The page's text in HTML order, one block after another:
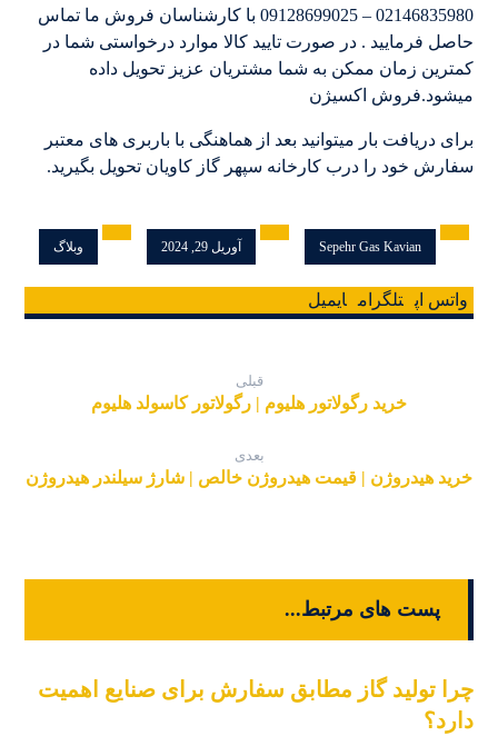
02146835980 – 09128699025 با کارشناسان فروش ما تماس
حاصل فرمایید . در صورت تایید کالا موارد درخواستی شما در
کمترین زمان ممکن به شما مشتریان عزیز تحویل داده
میشود.فروش اکسیژن
برای دریافت بار میتوانید بعد از هماهنگی با باربری های معتبر
سفارش خود را درب کارخانه سپهر گاز کاویان تحویل بگیرید.
Sepehr Gas Kavian آوریل 29, 2024 وبلاگ
واتس اپ تلگرام ایمیل
قبلی
خرید رگولاتور هلیوم | رگولاتور کاسولد هلیوم
بعدی
خرید هیدروژن | قیمت هیدروژن خالص | شارژ سیلندر هیدروژن
پست های مرتبط...
چرا تولید گاز مطابق سفارش برای صنایع اهمیت
دارد؟